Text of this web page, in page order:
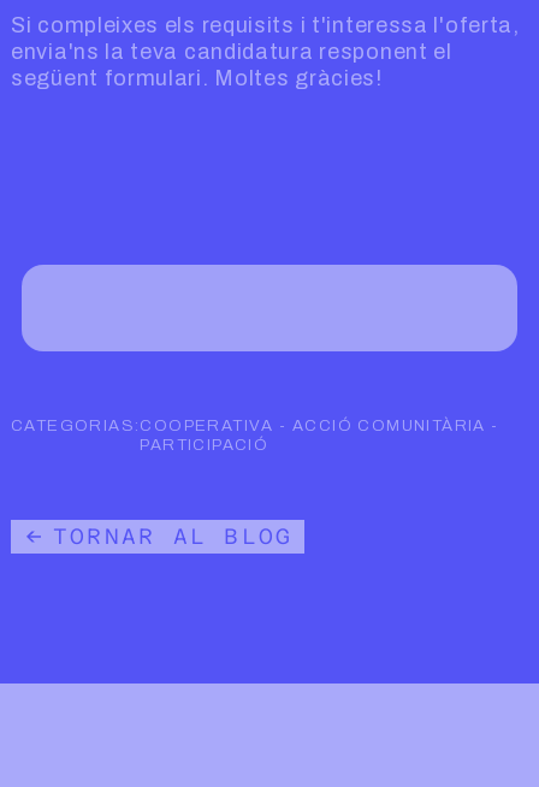
Si compleixes els requisits i t'interessa l'oferta,
envia'ns la teva candidatura responent el
següent formulari. Moltes gràcies!
CATEGORIAS: COOPERATIVA - ACCIÓ COMUNITÀRIA -
PARTICIPACIÓ
TORNAR AL BLOG